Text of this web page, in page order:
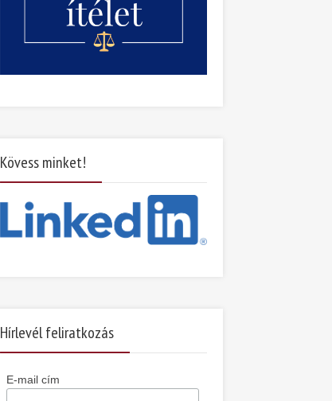
Kövess minket!
Hírlevél feliratkozás
E-mail cím